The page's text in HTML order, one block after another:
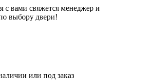
с вами свяжется менеджер и
выбору двери!
или под заказ